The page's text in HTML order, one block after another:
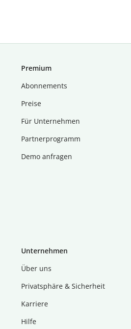
Premium
Abon­ne­ments
Preise
Für Unternehmen
Partnerprogramm
Demo anfragen
Unternehmen
Über uns
Privatsphäre & Sicherheit
Karriere
Hilfe